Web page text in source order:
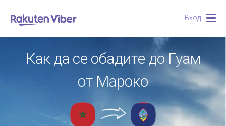
Вход
Как да се обадите до Гуам
от Мароко